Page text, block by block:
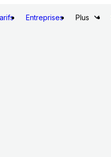
Entreprises Plus